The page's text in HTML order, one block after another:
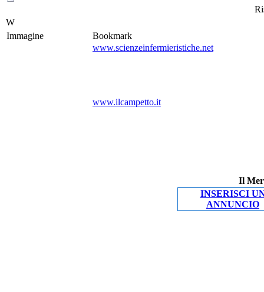
W
Immagine
Bookmark
www.scienzeinfermieristiche.net
www.ilcampetto.it
Il
INSERISCI
ANNUNCIO